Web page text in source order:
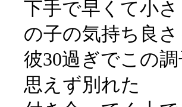
下手で早くて小
の子の気持ち良
彼30過ぎでこの
思えず別れた